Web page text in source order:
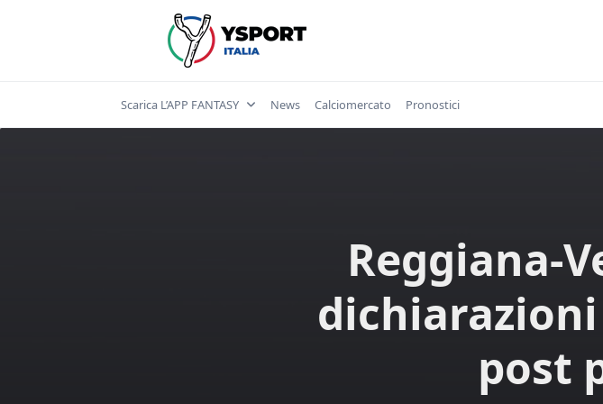
Scarica L’APP FANTASY News Calciomercato Pronostici
Reggiana-
post